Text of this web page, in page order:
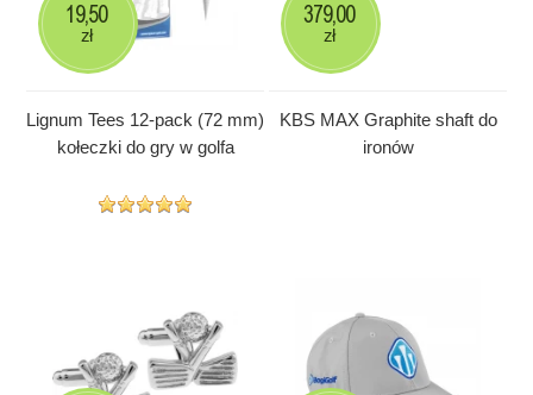
Lignum Tees 12-pack (72 mm)
kołeczki do gry w golfa
19,50
zł
KBS MAX Graphite shaft do
ironów
379,00
zł